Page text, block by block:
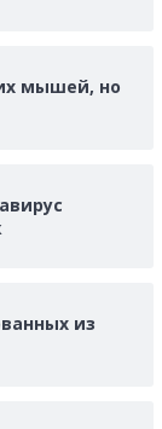
мышей, но
из